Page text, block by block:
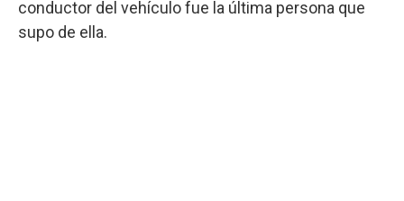
conductor del vehículo fue la última persona que
supo de ella.